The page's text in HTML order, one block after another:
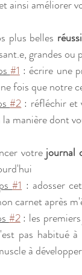
ainsi améliorer
plus belles
grandes ou
#1 : écrire une
fois que notre
#2 : réfléchir et
manière dont
votre journal
#1 : adosser
carnet après
#2 : les
pas habitué
à